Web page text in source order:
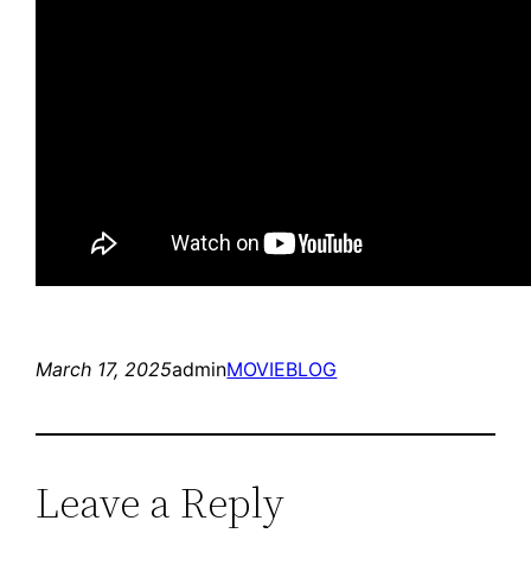
March 17, 2025adminMOVIEBLOG
Leave a Reply